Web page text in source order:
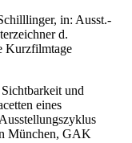
in: Ausst.-
d.
Kurzfilmtage
und
eines
München, GAK